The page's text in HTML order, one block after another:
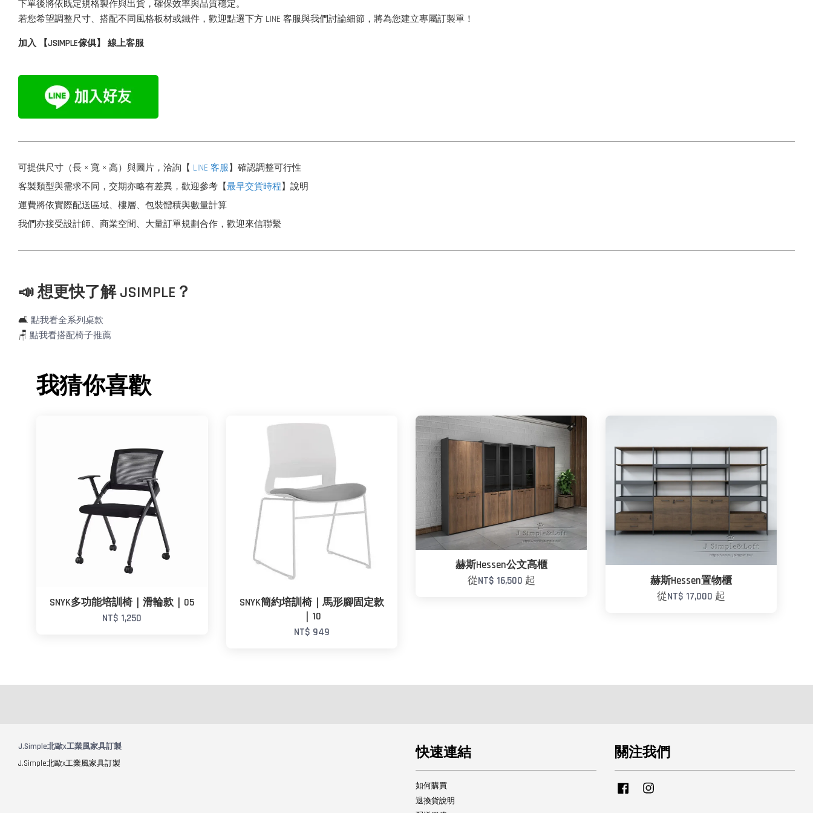
下單後將依既定規格製作與出貨，確保效率與品質穩定。
若您希望調整尺寸、搭配不同風格板材或鐵件，歡迎點選下方 LINE 客服與我們討論細節，將為您建立專屬訂製單！
加入 【JSIMPLE傢俱】 線上客服
可提供尺寸（長 × 寬 × 高）與圖片，洽詢【 LINE 客服】確認調整可行性
客製類型與需求不同，交期亦略有差異，歡迎參考【最早交貨時程】說明
運費將依實際配送區域、樓層、包裝體積與數量計算
我們亦接受設計師、商業空間、大量訂單規劃合作，歡迎來信聯繫
📣 想更快了解 JSIMPLE？
🛋️ 點我看全系列桌款
🪑 點我看搭配椅子推薦
我猜你喜歡
SNYK多功能培訓椅｜滑輪款｜05
NT$ 1,250
SNYK簡約培訓椅｜馬形腳固定款
｜10
NT$ 949
赫斯Hessen公文高櫃
從NT$ 16,500 起
赫斯Hessen置物櫃
從NT$ 17,000 起
J.Simple北歐x工業風家具訂製
J.Simple北歐x工業風家具訂製
快速連結
如何購買
退換貨說明
關注我們
Facebook